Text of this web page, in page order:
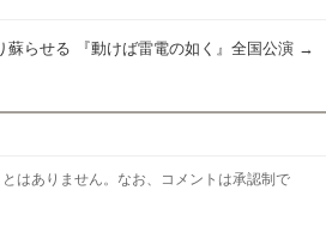
蘇らせる 『動けば雷電の如く』全国公演 →
はありません。なお、コメントは承認制で